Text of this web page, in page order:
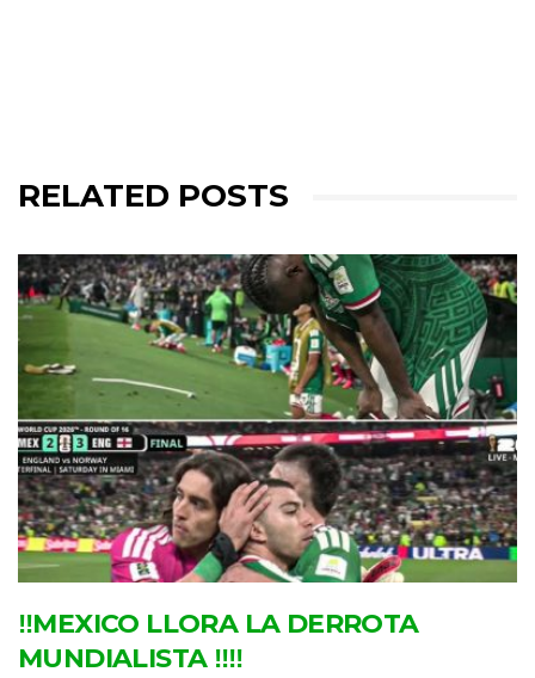
RELATED POSTS
‼MEXICO LLORA LA DERROTA
MUNDIALISTA ‼‼